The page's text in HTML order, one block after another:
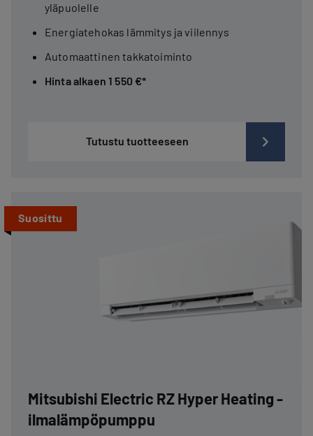
yläpuolelle
Energiatehokas lämmitys ja viilennys
Automaattinen takkatoiminto
Hinta alkaen 1 550 €*
Tutustu tuotteeseen
Suosittu
Mitsubishi Electric RZ Hyper Heating -
ilmalämpöpumppu